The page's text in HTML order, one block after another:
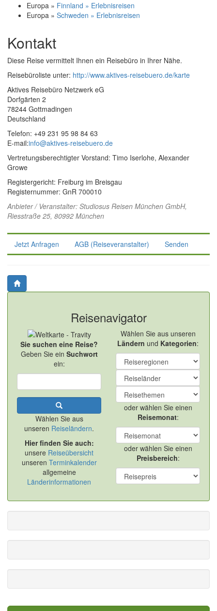
Europa » Finnland » Erlebnisreisen
Europa » Schweden » Erlebnisreisen
Kontakt
Diese Reise vermittelt Ihnen ein Reisebüro in Ihrer Nähe.
Reisebüroliste unter: http://www.aktives-reisebuero.de/karte
Aktives Reisebüro Netzwerk eG
Dorfgärten 2
78244 Gottmadingen
Deutschland
Telefon: +49 231 95 98 84 63
E-mail:info@aktives-reisebuero.de
Vertretungsberechtigter Vorstand: Timo Iserlohe, Alexander
Growe
Registergericht: Freiburg im Breisgau
Registernummer: GnR 700010
Anbieter / Veranstalter: Studiosus Reisen München GmbH,
Riesstraße 25, 80992 München
Jetzt Anfragen AGB (Reiseveranstalter) Senden
Reisenavigator
Sie suchen eine Reise?
Geben Sie ein Suchwort
ein:
Wählen Sie aus
unseren Reiseländern.
Hier finden Sie auch:
unsere Reiseübersicht
unseren Terminkalender
allgemeine
Länderinformationen
Wählen Sie aus unseren
Ländern und Kategorien:
oder wählen Sie einen
Reisemonat:
oder wählen Sie einen
Preisbereich: